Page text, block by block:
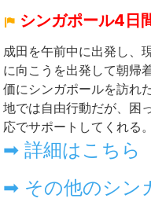
シンガポール4日
成田を午前中に出発し、
に向こうを出発して朝帰
価にシンガポールを訪れ
地では自由行動だが、困
応でサポートしてくれる。
➡ 詳細はこちら
➡ その他のシン